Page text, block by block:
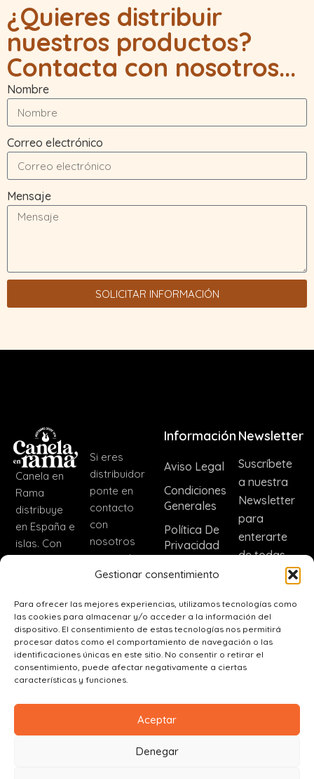
Gestionar consentimiento
Para ofrecer las mejores experiencias, utilizamos tecnologías como
las cookies para almacenar y/o acceder a la información del
dispositivo. El consentimiento de estas tecnologías nos permitirá
procesar datos como el comportamiento de navegación o las
identificaciones únicas en este sitio. No consentir o retirar el
consentimiento, puede afectar negativamente a ciertas
características y funciones.
Aceptar
Denegar
¿Quieres distribuir
nuestros productos?
Contacta con nosotros...
Nombre
Correo electrónico
Mensaje
SOLICITAR INFORMACIÓN
Canela en
Rama
distribuye
en España e
islas. Con
fuera de
España
(+34)
625 80
47 98
Si eres
distribuidor
ponte en
contacto
con
nosotros
para incluir
nuestros
Dirección
C. Real, 56,
45110
Ajofrín,
Información
Aviso Legal
Condiciones
Generales
Política De
Privacidad
Política De
Newsletter
Suscríbete
a nuestra
Newsletter
para
enterarte
de todas
las noticias
empresa.